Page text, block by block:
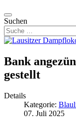
Suchen
Bank
gestellt
Details
Kategorie:
07. Juli 2025